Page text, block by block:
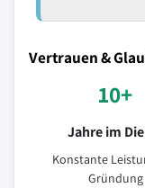
Vertrauen &
10+
Jahre im
Konstante
Gründung